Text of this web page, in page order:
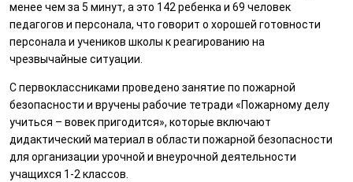
менее чем за 5 минут, а это 142 ребенка и 69 человек
педагогов и персонала, что говорит о хорошей готовности
персонала и учеников школы к реагированию на
чрезвычайные ситуации.
С первоклассниками проведено занятие по пожарной
безопасности и вручены рабочие тетради «Пожарному делу
учиться – вовек пригодится», которые включают
дидактический материал в области пожарной безопасности
для организации урочной и внеурочной деятельности
учащихся 1-2 классов.